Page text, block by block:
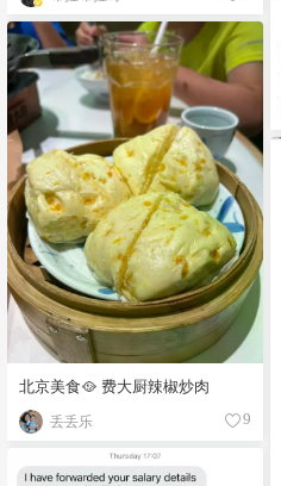
北京美食🥘 费大厨辣椒炒肉
丢丢乐 9